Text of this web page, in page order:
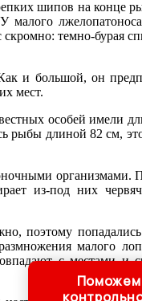
шипов на конце
малого
темно-бурая
и большой, он
мест.
особей имели
рыбы длиной 82 см,
организмами.
из-под них
поэтому
малого
с местами и
Поможем